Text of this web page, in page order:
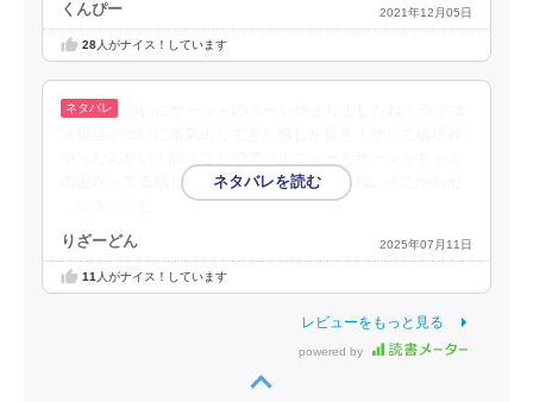
くんぴー 2021年12月05日
28人がナイス！しています
の混ざってる感じがとても可愛かったですね。そこからゼ
りざーどん 2025年07月11日
11 人がナイス！しています
レビューをもっと見る
powered by